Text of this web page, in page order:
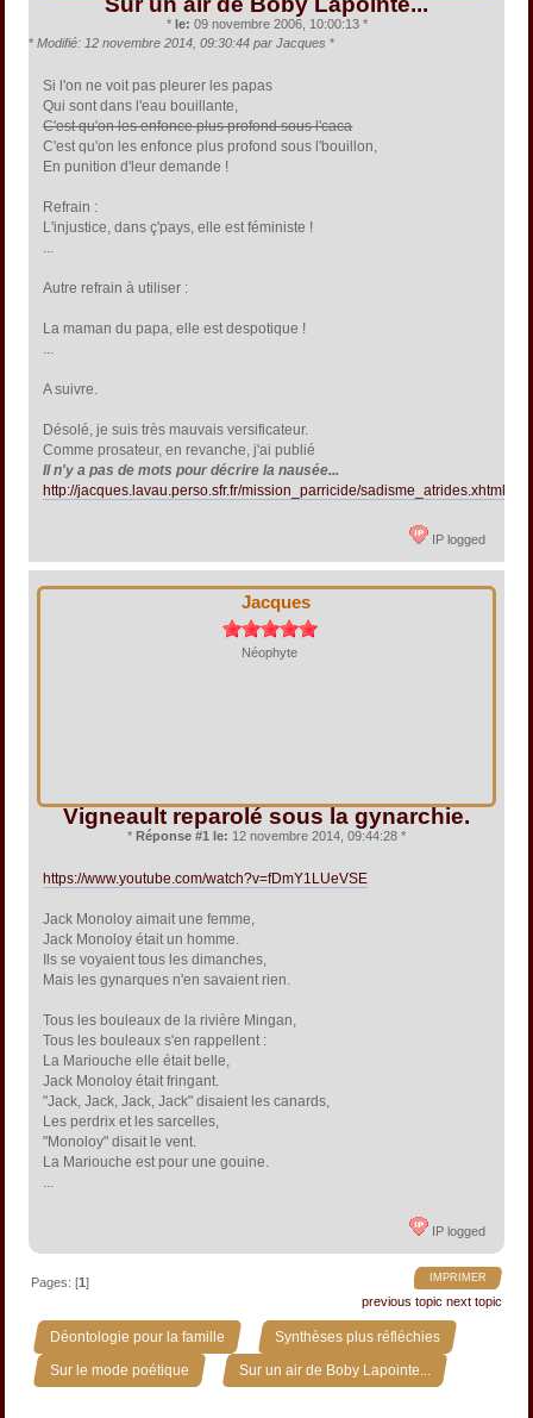
* le: 09 novembre 2006, 10:00:13 *
* Modifié: 12 novembre 2014, 09:30:44 par Jacques *
Si l'on ne voit pas pleurer les papas
Qui sont dans l'eau bouillante,
C'est qu'on les enfonce plus profond sous l'caca
C'est qu'on les enfonce plus profond sous l'bouillon,
En punition d'leur demande !
Refrain :
L'injustice, dans ç'pays, elle est féministe !
...
Autre refrain à utiliser :
La maman du papa, elle est despotique !
...
A suivre.
Désolé, je suis très mauvais versificateur.
Comme prosateur, en revanche, j'ai publié
Il n'y a pas de mots pour décrire la nausée...
http://jacques.lavau.perso.sfr.fr/mission_parricide/sadisme_atrides.xhtml
IP logged
Jacques
Néophyte
Vigneault reparolé sous la gynarchie.
* Réponse #1 le: 12 novembre 2014, 09:44:28 *
https://www.youtube.com/watch?v=fDmY1LUeVSE
Jack Monoloy aimait une femme,
Jack Monoloy était un homme.
Ils se voyaient tous les dimanches,
Mais les gynarques n'en savaient rien.
Tous les bouleaux de la rivière Mingan,
Tous les bouleaux s'en rappellent :
La Mariouche elle était belle,
Jack Monoloy était fringant.
"Jack, Jack, Jack, Jack" disaient les canards,
Les perdrix et les sarcelles,
"Monoloy" disait le vent.
La Mariouche est pour une gouine.
IP logged
IMPRIMER
Pages: [1]
previous topic next topic
Déontologie pour la famille » Synthèses plus réfléchies »
Sur le mode poétique » Sur un air de Boby Lapointe...